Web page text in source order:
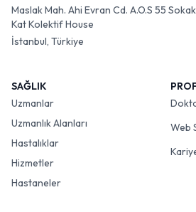
Maslak Mah. Ahi Evran Cd. A.O.S 55
Kat Kolektif House
İstanbul, Türkiye
SAĞLIK
Uzmanlar
Uzmanlık Alanları
Hastalıklar
Hizmetler
Hastaneler
Web